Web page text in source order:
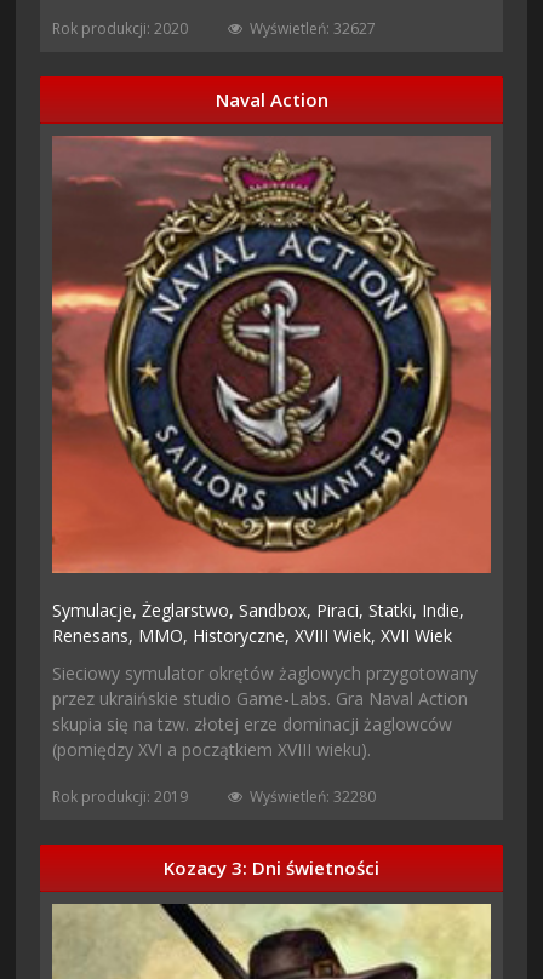
Rok produkcji: 2020 Wyświetleń: 32627
Naval Action
Symulacje,Żeglarstwo,Sandbox, Piraci,Statki, Indie,
Renesans, MMO, Historyczne,XVIII Wiek,XVII Wiek
Sieciowy symulator okrętów żaglowych przygotowany
przez ukraińskie studio Game-Labs. Gra Naval Action
skupia się na tzw. złotej erze dominacji żaglowców
(pomiędzy XVI a początkiem XVIII wieku).
Rok produkcji: 2019 Wyświetleń: 32280
Kozacy 3: Dni świetności